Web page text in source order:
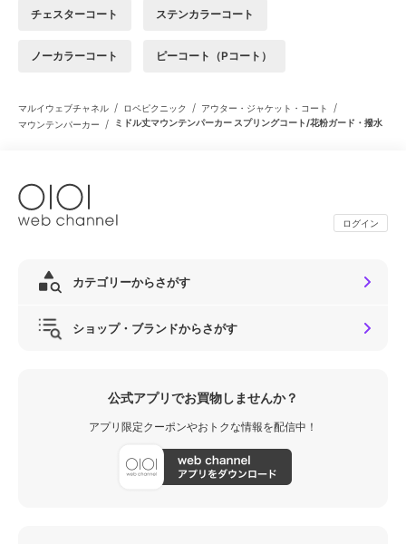
チェスターコート ステンカラーコート
ノーカラーコート ピーコート（Pコート）
マルイウェブチャネル / ロペピクニック / アウター・ジャケット・コート /
マウンテンパーカー / ミドル丈マウンテンパーカー スプリングコート/花粉ガード・撥水
ログイン
カテゴリーからさがす
ショップ・ブランドからさがす
公式アプリでお買物しませんか？
アプリ限定クーポンやおトクな情報を配信中！